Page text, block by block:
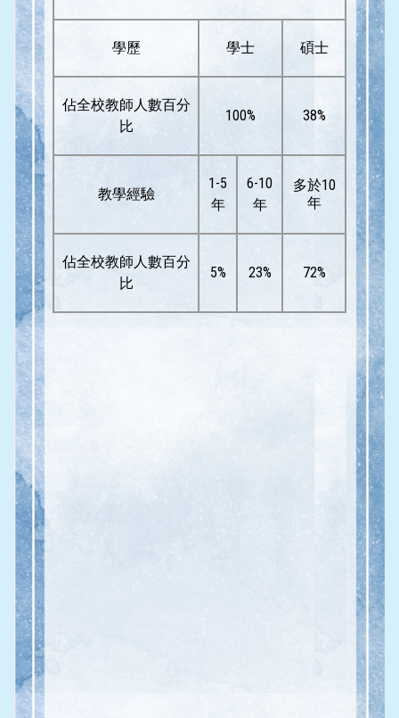
學歷 學士 碩士
佔全校教師人數百分
比
100% 38%
教學經驗
1-5
年
6-10
年
多於10
年
佔全校教師人數百分
比
5% 23% 72%